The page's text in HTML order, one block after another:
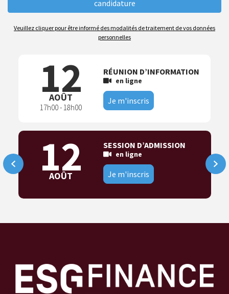
Veuillez cliquer pour être informé des modalités de traitement de vos données
personnelles
12
AOÛT
17h00 - 18h00
RÉUNION D’INFORMATION
en ligne
Je m'inscris
12
AOÛT
SESSION D’ADMISSION
en ligne
Je m'inscris